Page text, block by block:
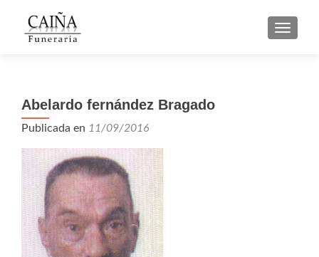
Abelardo fernández Bragado
Publicada en 11/09/2016